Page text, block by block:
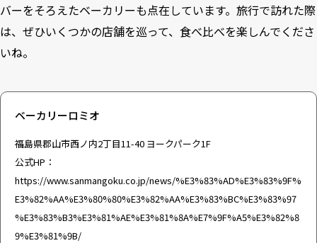
バーをそろえたベーカリーも点在しています。旅行で訪れた際
は、ぜひいくつかの店舗を巡って、食べ比べを楽しんでくださ
いね。
ベーカリーロミオ
福島県郡山市西ノ内2丁目11-40 ヨークパーク1F
公式HP：
https://www.sanmangoku.co.jp/news/%E3%83%AD%E3%83%9F%
E3%82%AA%E3%80%80%E3%82%AA%E3%83%BC%E3%83%97
%E3%83%B3%E3%81%AE%E3%81%8A%E7%9F%A5%E3%82%8
9%E3%81%9B/